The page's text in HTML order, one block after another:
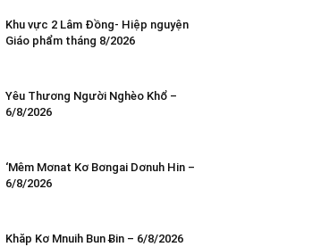
Khu vực 2 Lâm Đồng- Hiệp nguyện
Giáo phẩm tháng 8/2026
Yêu Thương Người Nghèo Khổ –
6/8/2026
‘Mêm Mơnat Kơ Bơngai Dơnuh Hin –
6/8/2026
Khăp Kơ Mnuih Bun Ƀin – 6/8/2026